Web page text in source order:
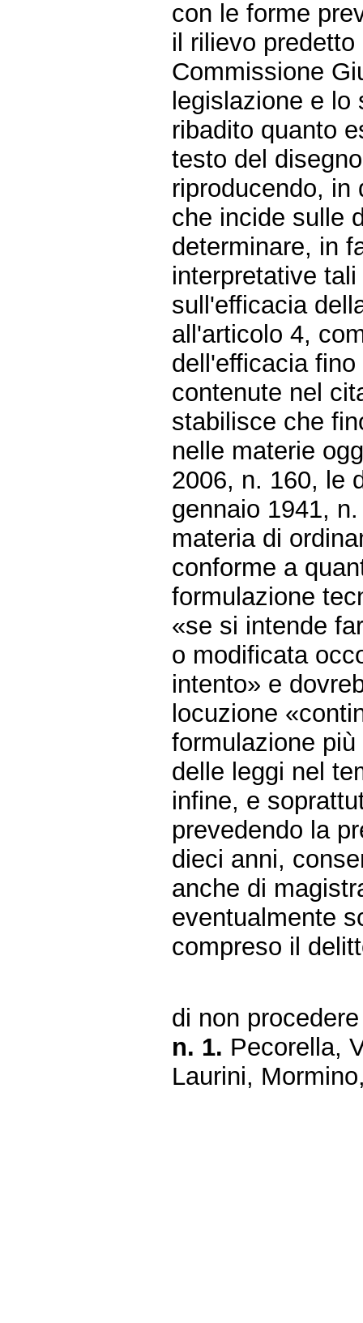
con le forme
il rilievo
Commissione
legislazione e lo
ribadito quanto
testo del
riproducendo, in
che incide sulle
determinare, in
interpretative
sull'efficacia
all'articolo 4,
dell'efficacia
contenute nel
stabilisce che
nelle materie
2006, n. 160, le
gennaio 1941,
materia di
conforme a
formulazione
«se si intende
o modificata
intento» e
locuzione
formulazione
delle leggi nel
infine, e
prevedendo la
dieci anni,
anche di
eventualmente
compreso il
di non
n. 1. Pecorella,
Laurini,